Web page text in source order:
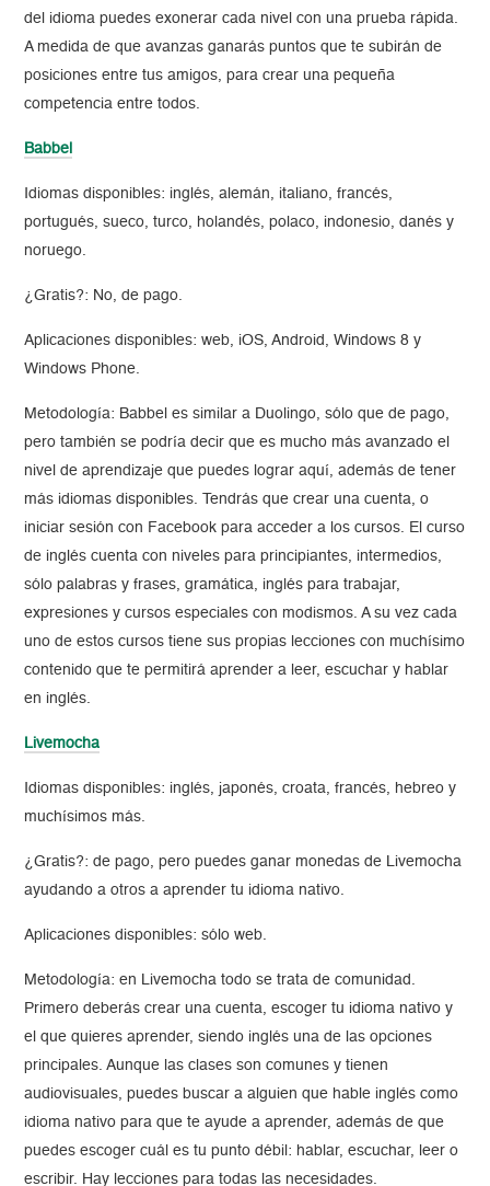
del idioma puedes exonerar cada nivel con una prueba rápida.
A medida de que avanzas ganarás puntos que te subirán de
posiciones entre tus amigos, para crear una pequeña
competencia entre todos.
Babbel
Idiomas disponibles: inglés, alemán, italiano, francés,
portugués, sueco, turco, holandés, polaco, indonesio, danés y
noruego.
¿Gratis?: No, de pago.
Aplicaciones disponibles: web, iOS, Android, Windows 8 y
Windows Phone.
Metodología: Babbel es similar a Duolingo, sólo que de pago,
pero también se podría decir que es mucho más avanzado el
nivel de aprendizaje que puedes lograr aquí, además de tener
más idiomas disponibles. Tendrás que crear una cuenta, o
iniciar sesión con Facebook para acceder a los cursos. El curso
de inglés cuenta con niveles para principiantes, intermedios,
sólo palabras y frases, gramática, inglés para trabajar,
expresiones y cursos especiales con modismos. A su vez cada
uno de estos cursos tiene sus propias lecciones con muchísimo
contenido que te permitirá aprender a leer, escuchar y hablar
en inglés.
Livemocha
Idiomas disponibles: inglés, japonés, croata, francés, hebreo y
muchísimos más.
¿Gratis?: de pago, pero puedes ganar monedas de Livemocha
ayudando a otros a aprender tu idioma nativo.
Aplicaciones disponibles: sólo web.
Metodología: en Livemocha todo se trata de comunidad.
Primero deberás crear una cuenta, escoger tu idioma nativo y
el que quieres aprender, siendo inglés una de las opciones
principales. Aunque las clases son comunes y tienen
audiovisuales, puedes buscar a alguien que hable inglés como
idioma nativo para que te ayude a aprender, además de que
puedes escoger cuál es tu punto débil: hablar, escuchar, leer o
escribir. Hay lecciones para todas las necesidades.